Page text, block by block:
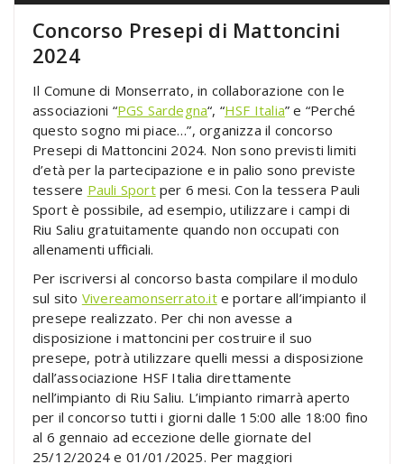
Concorso Presepi di Mattoncini
2024
Il Comune di Monserrato, in collaborazione con le
associazioni “PGS Sardegna“, “HSF Italia” e “Perché
questo sogno mi piace…”, organizza il concorso
Presepi di Mattoncini 2024. Non sono previsti limiti
d’età per la partecipazione e in palio sono previste
tessere Pauli Sportper 6 mesi. Con la tessera Pauli
Sport è possibile, ad esempio, utilizzare i campi di
Riu Saliu gratuitamente quando non occupati con
allenamenti ufficiali.
Per iscriversi al concorso basta compilare il modulo
sul sito Vivereamonserrato.ite portare all’impianto il
presepe realizzato. Per chi non avesse a
disposizione i mattoncini per costruire il suo
presepe, potrà utilizzare quelli messi a disposizione
dall’associazione HSF Italia direttamente
nell’impianto di Riu Saliu. L’impianto rimarrà aperto
per il concorso tutti i giorni dalle 15:00 alle 18:00 fino
al 6 gennaio ad eccezione delle giornate del
25/12/2024 e 01/01/2025. Per maggiori